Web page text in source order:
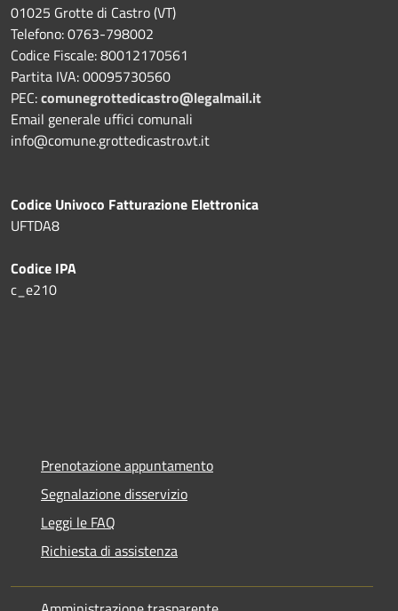
01025 Grotte di Castro (VT)
Telefono: 0763-798002
Codice Fiscale: 80012170561
Partita IVA: 00095730560
PEC:comunegrottedicastro@legalmail.it
Email generale uffici comunali
info@comune.grottedicastro.vt.it
Codice Univoco Fatturazione Elettronica
UFTDA8
Codice IPA
c_e210
Prenotazione appuntamento
Segnalazione disservizio
Leggi le FAQ
Richiesta di assistenza